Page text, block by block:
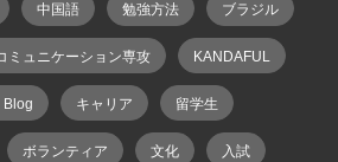
中国語 勉強方法 ブラジル
ミュニケーション専攻 KANDAFUL
Blog キャリア 留学生
ボランティア 文化 入試